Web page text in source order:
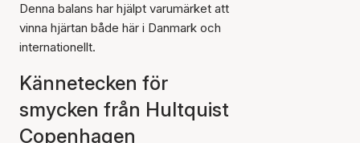
Denna balans har hjälpt varumärket att
vinna hjärtan både här i Danmark och
internationellt.
Kännetecken för
smycken från Hultquist
Copenhagen